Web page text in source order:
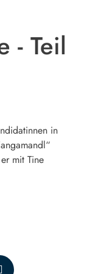
- Teil
in
mit Tine